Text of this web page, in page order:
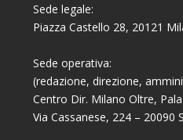
Sede legale:
Piazza Castello 28, 20121
Sede operativa:
(redazione, direzione,
Centro Dir. Milano Oltre,
Via Cassanese, 224 – 20090